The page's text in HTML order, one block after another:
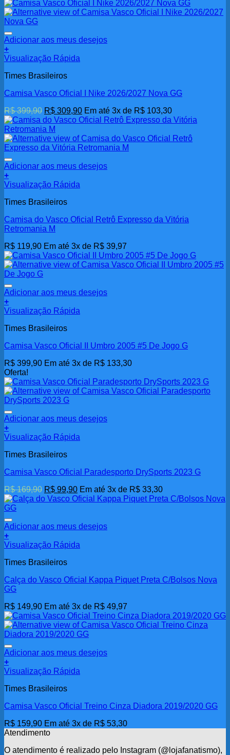
Adicionar aos meus desejos
+
Visualização Rápida
Times Brasileiros
Camisa Vasco Oficial I Nike 2026/2027 Nova GG
R$399,90 O
preço
original
era:
R$ 399,90.
R$ 309,90O
preço
é:
R$ 309,90.
Em até 3x de R$ 103,30
Adicionar aos meus desejos
+
Visualização Rápida
Times Brasileiros
Camisa do Vasco Oficial Retrô Expresso da Vitória
Retromania M
R$ 119,90 Em até 3x de R$ 39,97
Adicionar aos meus desejos
+
Visualização Rápida
Times Brasileiros
Camisa Vasco Oficial II Umbro 2005 #5 De Jogo G
R$ 399,90 Em até 3x de R$ 133,30
Oferta!
Adicionar aos meus desejos
+
Visualização Rápida
Times Brasileiros
Camisa Vasco Oficial Paradesporto DrySports 2023 G
R$169,90 O
preço
R$ 169,90.
R$ 99,90O
preço
R$ 99,90.
Em até 3x de R$ 33,30
Adicionar aos meus desejos
+
Visualização Rápida
Times Brasileiros
Calça do Vasco Oficial Kappa Piquet Preta C/Bolsos Nova
GG
R$ 149,90 Em até 3x de R$ 49,97
Adicionar aos meus desejos
+
Visualização Rápida
Times Brasileiros
Camisa Vasco Oficial Treino Cinza Diadora 2019/2020 GG
R$ 159,90 Em até 3x de R$ 53,30
Atendimento
O atendimento é realizado pelo Instagram (@lojafanatismo),